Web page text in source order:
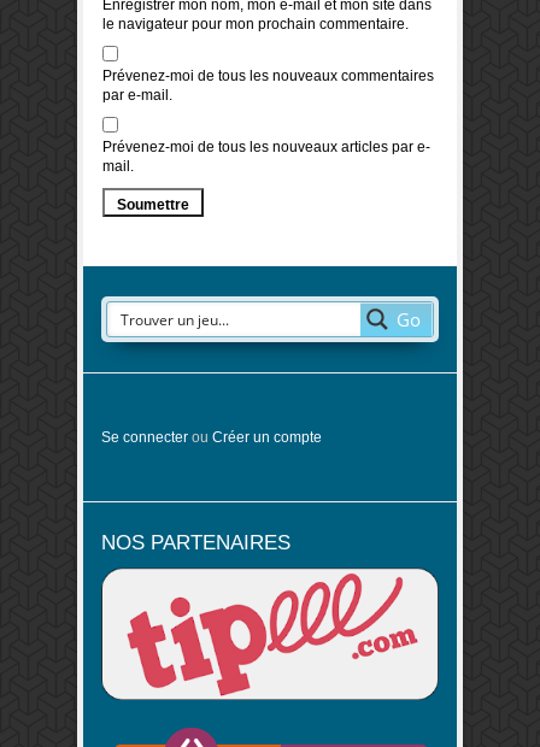
Enregistrer mon nom, mon e-mail et mon site dans
le navigateur pour mon prochain commentaire.
Prévenez-moi de tous les nouveaux commentaires
par e-mail.
Prévenez-moi de tous les nouveaux articles par e-
mail.
Go
Se connecter ou Créer un compte
NOS PARTENAIRES